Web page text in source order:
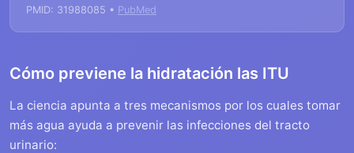
PMID: 31988085 • PubMed
Cómo previene la hidratación las ITU
La ciencia apunta a tres mecanismos por los cuales tomar
más agua ayuda a prevenir las infecciones del tracto
urinario: